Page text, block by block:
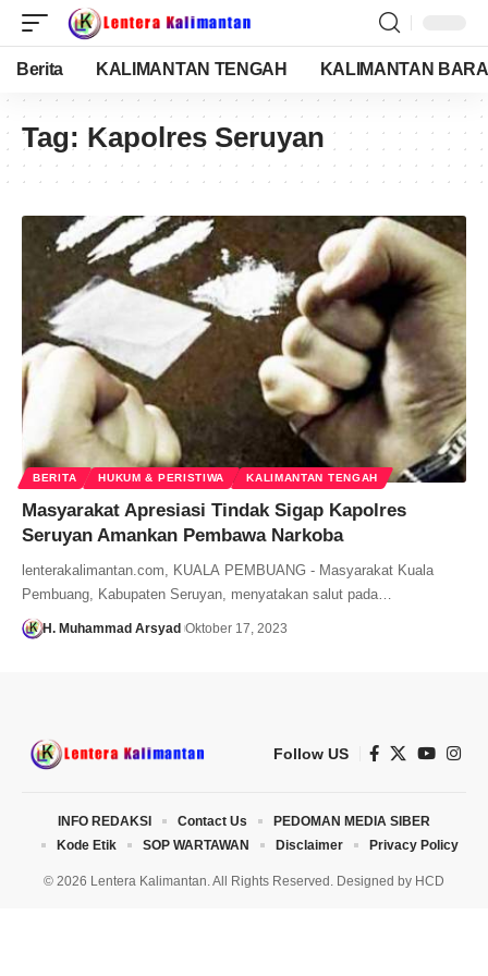
Berita KALIMANTAN TENGAH KALIMANTAN
Tag: Kapolres Seruyan
BERITA HUKUM & PERISTIWA KALIMANTAN TENGAH
Masyarakat Apresiasi Tindak Sigap Kapolres
Seruyan Amankan Pembawa Narkoba
lenterakalimantan.com, KUALA PEMBUANG - Masyarakat Kuala
Pembuang, Kabupaten Seruyan, menyatakan salut pada…
H. Muhammad Arsyad Oktober 17, 2023
Follow US
© 2026 Lentera Kalimantan. All Rights Reserved. Designed by HCD
INFO REDAKSI Contact Us
PEDOMAN MEDIA SIBER
Kode Etik
SOP WARTAWAN Disclaimer Privacy Policy